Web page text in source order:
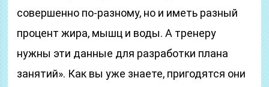
совершенно по-разному, но и иметь разный
процент жира, мышц и воды. А тренеру
нужны эти данные для разработки плана
занятий». Как вы уже знаете, пригодятся они